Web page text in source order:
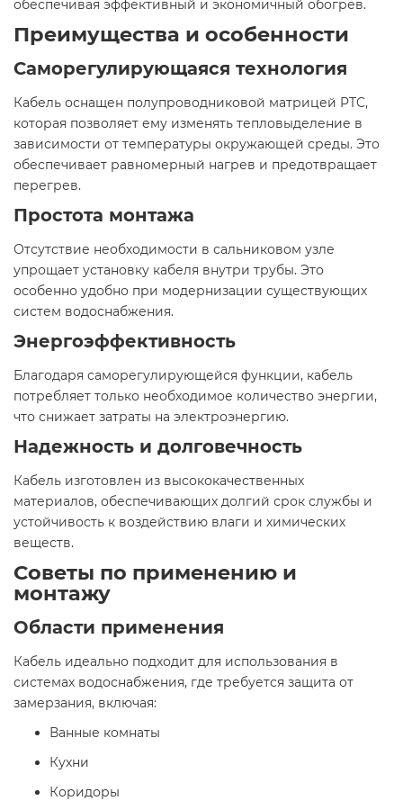
обеспечивая эффективный и экономичный обогрев.​
Преимущества и особенности
Саморегулирующаяся технология
Кабель оснащен полупроводниковой матрицей PTC,
которая позволяет ему изменять тепловыделение в
зависимости от температуры окружающей среды. Это
обеспечивает равномерный нагрев и предотвращает
перегрев.​
Простота монтажа
Отсутствие необходимости в сальниковом узле
упрощает установку кабеля внутри трубы. Это
особенно удобно при модернизации существующих
систем водоснабжения.​
Энергоэффективность
Благодаря саморегулирующейся функции, кабель
потребляет только необходимое количество энергии,
что снижает затраты на электроэнергию.​
Надежность и долговечность
Кабель изготовлен из высококачественных
материалов, обеспечивающих долгий срок службы и
устойчивость к воздействию влаги и химических
веществ.​
Советы по применению и
монтажу
Области применения
Кабель идеально подходит для использования в
системах водоснабжения, где требуется защита от
замерзания, включая:​
Ванные комнаты
Кухни
Коридоры​